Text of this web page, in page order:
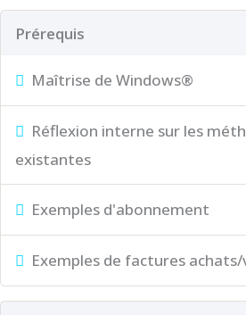
Prérequis
Maîtrise de Windows®
Réflexion interne sur les
existantes
Exemples d'abonnement
Exemples de factures